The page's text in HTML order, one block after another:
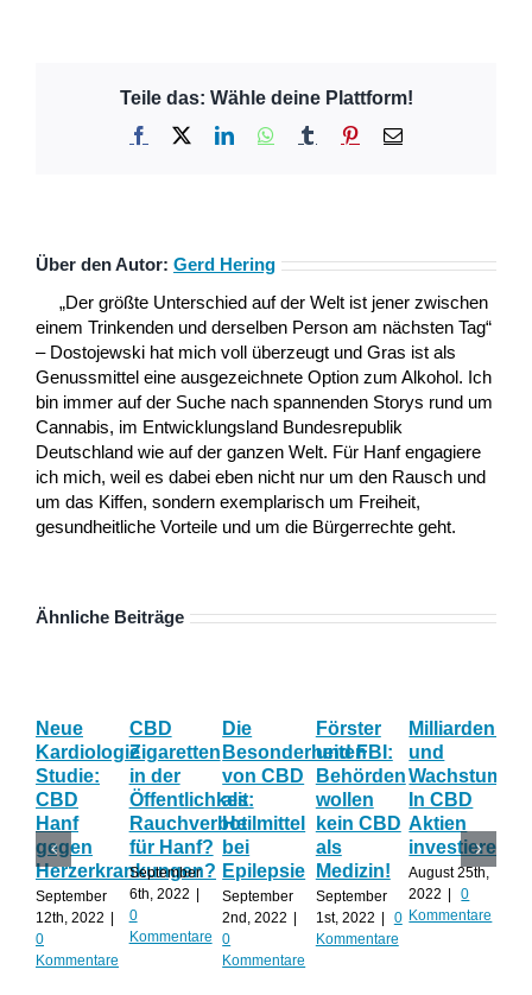
Teile das: Wähle deine Plattform!
Facebook LinkedInWhatsApp
Tumblr Pinterest
E-
Über den Autor: Gerd Hering
„Der größte Unterschied auf der Welt ist jener zwischen
einem Trinkenden und derselben Person am nächsten Tag“
– Dostojewski hat mich voll überzeugt und Gras ist als
Genussmittel eine ausgezeichnete Option zum Alkohol. Ich
bin immer auf der Suche nach spannenden Storys rund um
Cannabis, im Entwicklungsland Bundesrepublik
Deutschland wie auf der ganzen Welt. Für Hanf engagiere
ich mich, weil es dabei eben nicht nur um den Rausch und
um das Kiffen, sondern exemplarisch um Freiheit,
gesundheitliche Vorteile und um die Bürgerrechte geht.
Ähnliche Beiträge
Neue
Kardiologie
Studie:
CBD
Hanf
gegen
Herzerkrankungen?
September
12th, 2022
0
Kommentare
CBD
Zigaretten
in der
Öffentlichkeit:
Rauchverbot
für Hanf?
September
6th, 2022
0
Kommentare
Die
Besonderheiten
von CBD
als
Heilmittel
bei
Epilepsie
September
2nd, 2022
0
Kommentare
Förster
und FBI:
Behörden
wollen
kein CBD
als
Medizin!
September
1st, 2022
0
Kommentare
und
Wachstum:
In CBD
Aktien
investieren?
August 25th,
2022
0
Kommentare